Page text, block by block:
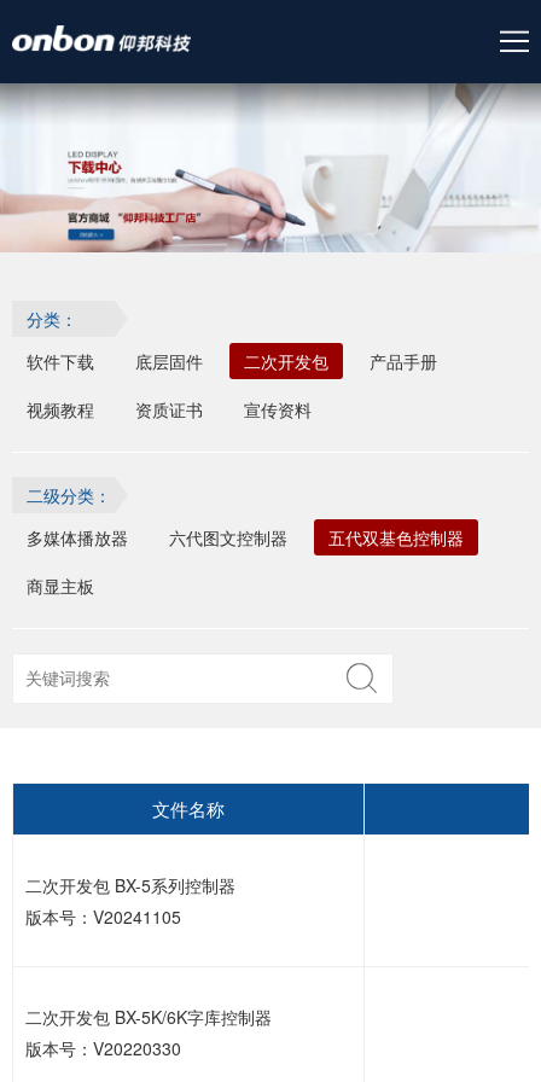
分类：
软件下载
底层固件 二次开发包
产品手册
视频教程
资质证书 宣传资料
二级分类：
多媒体播放器
六代图文控制器
五代双基色控制器
商显主板
文件名称
二次开发包 BX-5系列控制器
版本号：V20241105
二次开发包 BX-5K/6K字库控制器
版本号：V20220330